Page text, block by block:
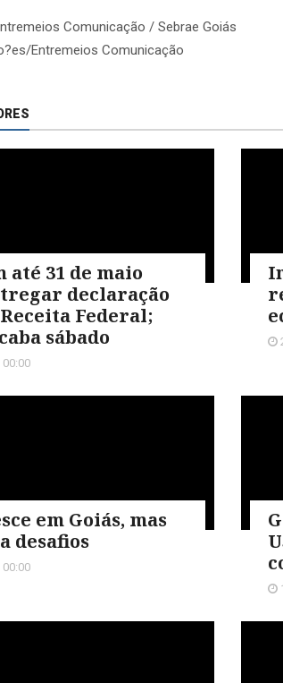
Comunicação / Sebrae Goiás
Entremeios Comunicação
até 31 de maio
declaração
Federal;
sábado
em Goiás, mas
desafios